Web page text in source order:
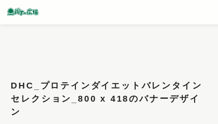
フィルター
DHC_プロテインダイエットバレンタイン
セレクション_800 x 418のバナーデザイ
ン